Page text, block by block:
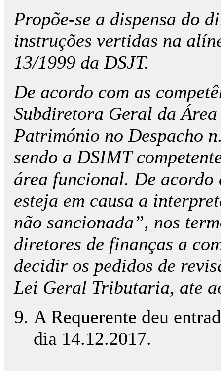
Propõe-se a dispensa do
instruções vertidas na
13/1999 da DSJT.
De acordo com as
Subdiretora Geral da
Património no Despacho
sendo a DSIMT
área funcional. De acordo
esteja em causa a
não sancionada”, nos
diretores de finanças a
decidir os pedidos de
Lei Geral Tributaria, ate
A Requerente deu
dia 14.12.2017.